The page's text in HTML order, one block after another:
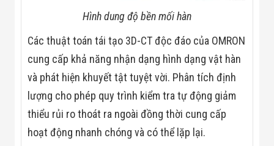
Tin Tức
Tin Công Nghệ
Tin Khuyến Mãi
Tin Tuyển Dụng
Liên Hệ
Hình dung độ bền mối hàn
Các thuật toán tái tạo 3D-CT độc đáo của OMRON
cung cấp khả năng nhận dạng hình dạng vật hàn
và phát hiện khuyết tật tuyệt vời. Phân tích định
lượng cho phép quy trình kiểm tra tự động giảm
thiểu rủi ro thoát ra ngoài đồng thời cung cấp
hoạt động nhanh chóng và có thể lặp lại.